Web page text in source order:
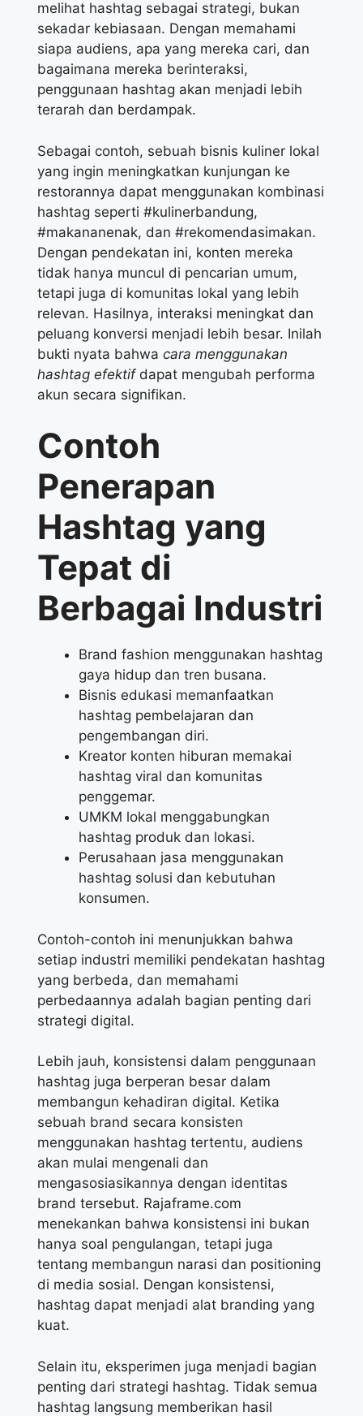
melihat hashtag sebagai strategi, bukan
sekadar kebiasaan. Dengan memahami
siapa audiens, apa yang mereka cari, dan
bagaimana mereka berinteraksi,
penggunaan hashtag akan menjadi lebih
terarah dan berdampak.
Sebagai contoh, sebuah bisnis kuliner lokal
yang ingin meningkatkan kunjungan ke
restorannya dapat menggunakan kombinasi
hashtag seperti #kulinerbandung,
#makananenak, dan #rekomendasimakan.
Dengan pendekatan ini, konten mereka
tidak hanya muncul di pencarian umum,
tetapi juga di komunitas lokal yang lebih
relevan. Hasilnya, interaksi meningkat dan
peluang konversi menjadi lebih besar. Inilah
bukti nyata bahwa cara menggunakan
hashtag efektifdapat mengubah performa
akun secara signifikan.
Contoh
Penerapan
Hashtag yang
Tepat di
Berbagai Industri
Brand fashion menggunakan hashtag
gaya hidup dan tren busana.
Bisnis edukasi memanfaatkan
hashtag pembelajaran dan
pengembangan diri.
Kreator konten hiburan memakai
hashtag viral dan komunitas
penggemar.
UMKM lokal menggabungkan
hashtag produk dan lokasi.
Perusahaan jasa menggunakan
hashtag solusi dan kebutuhan
konsumen.
Contoh-contoh ini menunjukkan bahwa
setiap industri memiliki pendekatan hashtag
yang berbeda, dan memahami
perbedaannya adalah bagian penting dari
strategi digital.
Lebih jauh, konsistensi dalam penggunaan
hashtag juga berperan besar dalam
membangun kehadiran digital. Ketika
sebuah brand secara konsisten
menggunakan hashtag tertentu, audiens
akan mulai mengenali dan
mengasosiasikannya dengan identitas
brand tersebut. Rajaframe.com
menekankan bahwa konsistensi ini bukan
hanya soal pengulangan, tetapi juga
tentang membangun narasi dan positioning
di media sosial. Dengan konsistensi,
hashtag dapat menjadi alat branding yang
kuat.
Selain itu, eksperimen juga menjadi bagian
penting dari strategi hashtag. Tidak semua
hashtag langsung memberikan hasil